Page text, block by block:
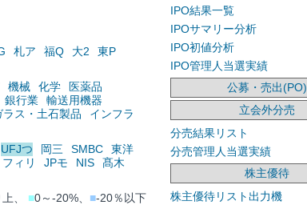
札ア 福Q 大2
東P
機械 化学
医薬品
銀行業
輸送用機器
ラス・土石製品
インフラ
UFJつ 岡三 SMBC
東洋
フィリ JPモ NIS
髙木
、 ■0～-20%、 ■-20％以下
IPO結果一覧
IPOサマリー分析
IPO初値分析
IPO管理人当選実績
公募・売出(PO)
立会外分売
分売結果リスト
分売管理人当選実績
株主優待
株主優待リスト出力機